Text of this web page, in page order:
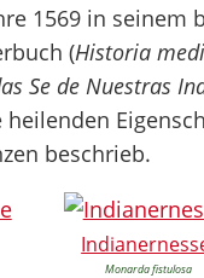
1569 in seinem
(Historia
Se de Nuestras
heilenden
beschrieb.
Monarda fistulosa